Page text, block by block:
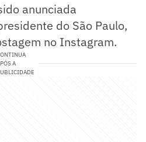
anunciada
do São Paulo,
no Instagram.
A